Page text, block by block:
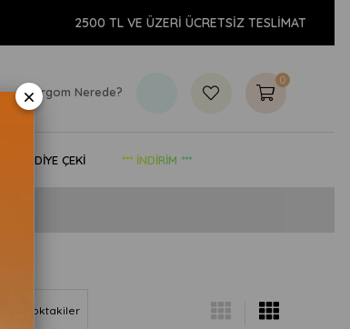
2500 TL VE ÜZERİ ÜCRETSİZ TESLİMAT
0
Kargom Nerede?
HEDİYE ÇEKİ *** İNDİRİM ***
Stoktakiler
×